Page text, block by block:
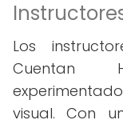
Los
Cuentan
visual. Con